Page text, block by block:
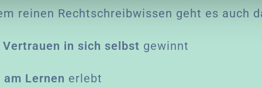
reinen Rechtschreibwissen geht es auch
Vertrauen in sich selbst gewinnt
am Lernen erlebt